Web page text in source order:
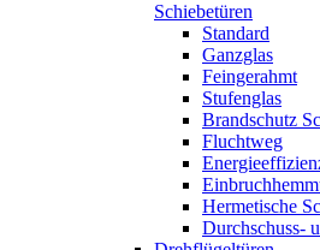
Schiebetüren
Standard
Ganzglas
Feingerahmt
Stufenglas
Brandschutz
Fluchtweg
Hermetische
Durchschuss-